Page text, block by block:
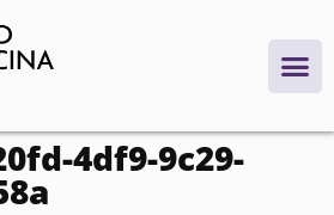
4df9-9c29-